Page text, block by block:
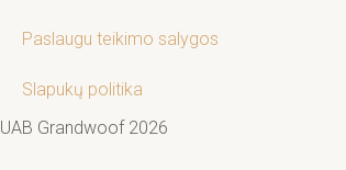
Paslaugu teikimo salygos
Slapukų politika
UAB Grandwoof 2026